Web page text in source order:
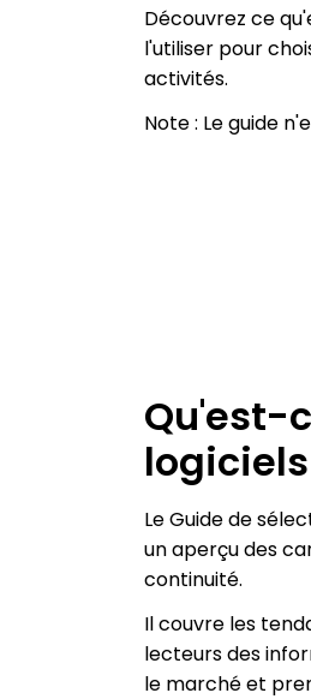
Découvrez ce
l'utiliser pour
activités.
Note : Le guide
Qu'est-
Le Guide de
un aperçu des
continuité.
Il couvre les
lecteurs des
le marché et